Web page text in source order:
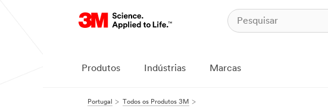
Produtos Indústrias Marcas
Portugal Todos os Produtos 3M